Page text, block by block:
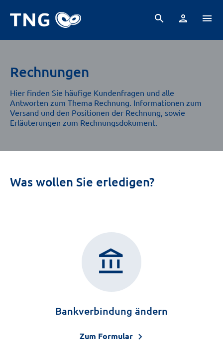
search person menu
Rechnungen
Hier finden Sie häufige Kundenfragen und alle
Antworten zum Thema Rechnung. Informationen zum
Versand und den Positionen der Rechnung, sowie
Erläuterungen zum Rechnungsdokument.
Was wollen Sie erledigen?
account_balance
Bankverbindung ändern
Zum Formular